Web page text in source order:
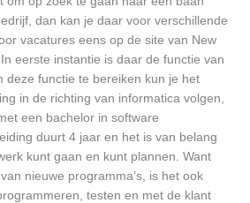
dan kan je daar voor verschillende
vacatures eens op de site van New
eerste instantie is daar de functie van
deze functie te bereiken kun je het
in de richting van informatica volgen,
een bachelor in software
duurt 4 jaar en het is van belang
kunt gaan en kunt plannen. Want
nieuwe programma’s, is het ook
testen en met de klant